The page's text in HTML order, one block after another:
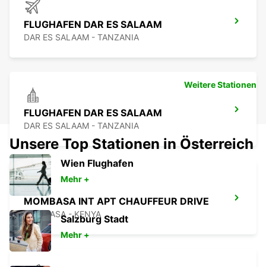
FLUGHAFEN DAR ES SALAAM
DAR ES SALAAM - TANZANIA
FLUGHAFEN DAR ES SALAAM
DAR ES SALAAM - TANZANIA
MOMBASA INT APT CHAUFFEUR DRIVE
MOMBASA - KENYA
Weitere Stationen
Unsere Top Stationen in Österreich
Wien Flughafen
Mehr +
Salzburg Stadt
Mehr +